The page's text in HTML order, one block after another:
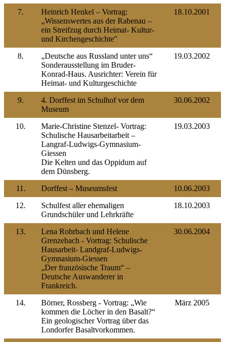
7.
Heinrich Henkel – Vortrag:
„Wissenswertes aus der Rabenau –
ein Streifzug durch Heimat- Kultur-
und Kirchengeschichte"
18.10.2001
8.
„Deutsche aus Russland unter uns“
Sonderausstellung im Bruder-
Konrad-Haus. Ausrichter: Verein für
Heimat- und Kulturgeschichte
19.03.2002
9.
4. Dorffest im Schulhof vor dem
Museum
30.06.2002
10.
Marie-Christine Stenzel- Vortrag:
Schulische Hausarbeitarbeit –
Langraf-Ludwigs-Gymnasium-
Giessen
Die Kelten und das Oppidum auf
dem Dünsberg.
19.03.2003
11. Dorffest – Museumsfest
10.06.2003
12.
Schulfest aller ehemaligen
Grundschüler und Lehrkräfte
18.10.2003
13.
Lena Rohrbach und Helene
Grenzebach - Vortrag: Schulische
Hausarbeit- Landgraf-Ludwigs-
Gymnasium-Giessen
„Der französische Traum“ –
Deutsche Auswanderer in
Frankreich.
30.06.2004
14.
Börner, Rossberg - Vortrag: „Wie
kommen die Löcher in den Basalt?“
Ein geologischer Vortrag über das
Londorfer Basaltvorkommen.
März 2005